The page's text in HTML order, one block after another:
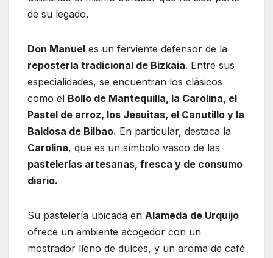
de su legado.
Don Manuel es un ferviente defensor de la
repostería tradicional de Bizkaia. Entre sus
especialidades, se encuentran los clásicos
como el Bollo de Mantequilla, la Carolina, el
Pastel de arroz, los Jesuitas, el Canutillo y la
Baldosa de Bilbao. En particular, destaca la
Carolina, que es un símbolo vasco de las
pastelerías artesanas, fresca y de consumo
diario.
Su pastelería ubicada en Alameda de Urquijo
ofrece un ambiente acogedor con un
mostrador lleno de dulces, y un aroma de café